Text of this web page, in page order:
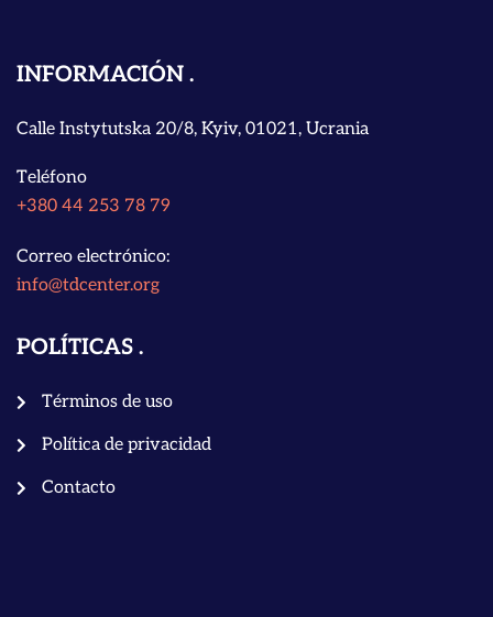
INFORMACIÓN
Calle Instytutska 20/8, Kyiv, 01021, Ucrania
Teléfono
+380 44 253 78 79
Correo electrónico:
info@tdcenter.org
POLÍTICAS
Términos de uso
Política de privacidad
Contacto